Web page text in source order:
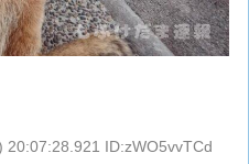
20:07:28.921 ID:zWO5vvTCd